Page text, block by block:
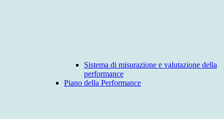
Sistema di misurazione e valutazione della
performance
Piano della Performance